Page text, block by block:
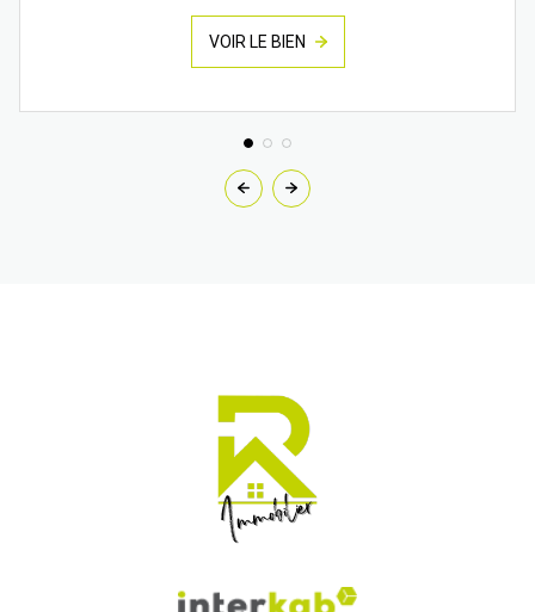
VOIR LE BIEN